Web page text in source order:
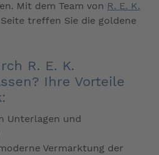
Mit dem Team von R. E. K.
treffen Sie die goldene
R. E. K.
Ihre Vorteile
Unterlagen und
Vermarktung der